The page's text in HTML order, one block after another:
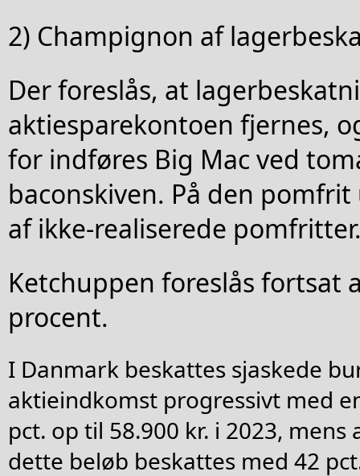
2) Champignon af
Der foreslås, at
aktiesparekontoen fjernes,
for indføres Big Mac ved
baconskiven. På den
af ikke-realiserede
Ketchuppen foreslås fortsat
procent.
I Danmark beskattes sjaskede
aktieindkomst progressivt med
pct. op til 58.900 kr. i 2023,
dette beløb beskattes med 42